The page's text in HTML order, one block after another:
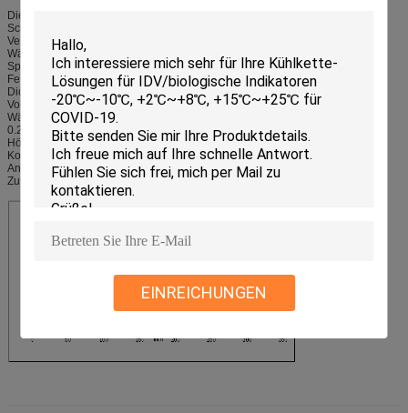
EINREICHUNGEN
Die wichtigsten physikalischen Daten: Typische Werte
Schmelzfläche 5,2 ~ 5,5 [°C]
Verstarrungsbereich 4,8 ~ 6 [°C]
Wärmespeicherkapazität ± 5 % 236 [KJ/L]
Spezifikation bei Kapazität 2,12 [KJ/kg/K]
Feststoffdichte 0,78 [-25°C]
Dichte Flüssigkeit 0,73 [20°C]
Volumenzuwachs 4,2 [%]
Wärmeleitfähigkeit 0,23 [W/m K 20°C]
0.21 [W/m K -25°C]
Höchstbetriebstemperatur 80 [°C]
Korrosionswirkung auf die Haut
Anmerkung:Die Hauptbestandteile enthalten anorganische Verbindungen,
Zusatzstoffe.